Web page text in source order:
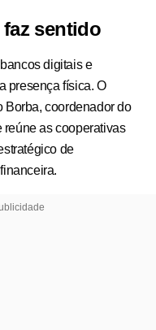
sentido
digitais e
presença física. O
Borba, coordenador do
reúne as cooperativas
de